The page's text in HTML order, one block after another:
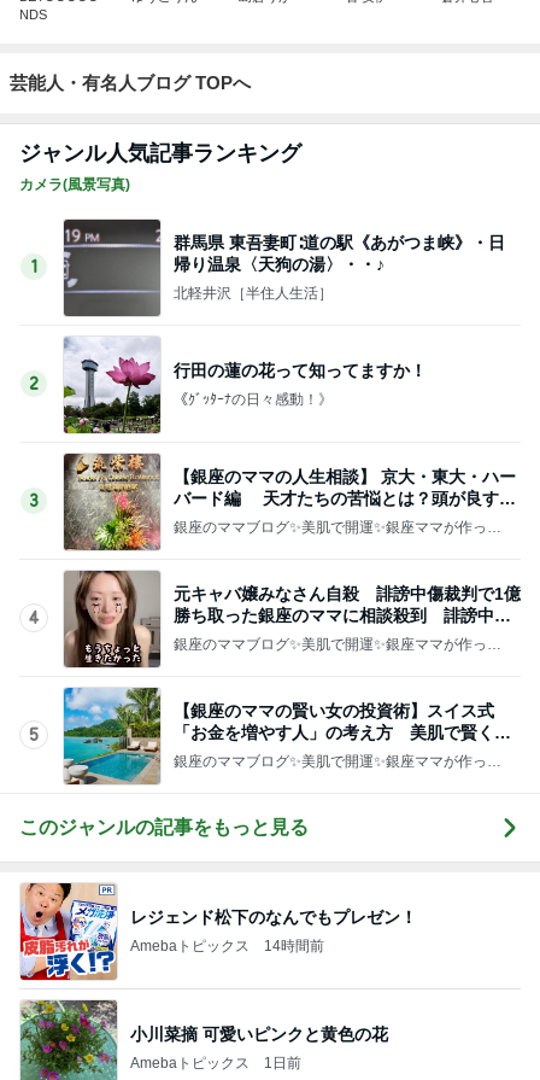
NDS
芸能人・有名人ブログ TOPへ
ジャンル人気記事ランキング
カメラ(風景写真)
1
群馬県 東吾妻町∶道の駅《あがつま峡》・日
帰り温泉〈天狗の湯〉・・♪
北軽井沢［半住人生活］
2
行田の蓮の花って知ってますか！
《ｸﾞｯﾀｰﾅの日々感動！》
3
【銀座のママの人生相談】 京大・東大・ハー
バード編 天才たちの苦悩とは？頭が良すぎ
て悩む人
銀座のママブログ✨美肌で開運✨銀座ママが作った
4
元キャバ嬢みなさん自殺 誹謗中傷裁判で1億
勝ち取った銀座のママに相談殺到 誹謗中傷
は正義じゃない
銀座のママブログ✨美肌で開運✨銀座ママが作った
5
【銀座のママの賢い女の投資術】スイス式
「お金を増やす人」の考え方 美肌で賢く金
運UP これが正解
銀座のママブログ✨美肌で開運✨銀座ママが作った
このジャンルの記事をもっと見る
レジェンド松下のなんでもプレゼン！
Amebaトピックス 14時間前
小川菜摘 可愛いピンクと黄色の花
Amebaトピックス 1日前